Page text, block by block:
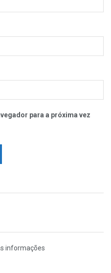
para a próxima vez
informações